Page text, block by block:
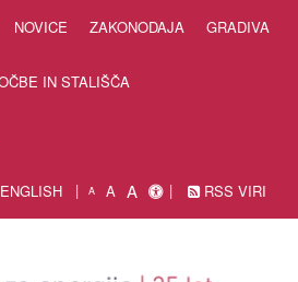
NOVICE ZAKONODAJA GRADIVA
IN STALIŠČA
ENGLISH A A A RSS VIRI